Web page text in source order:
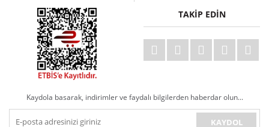
TAKİP EDİN
Kaydola basarak, indirimler ve faydalı bilgilerden haberdar olun...
KAYDOL